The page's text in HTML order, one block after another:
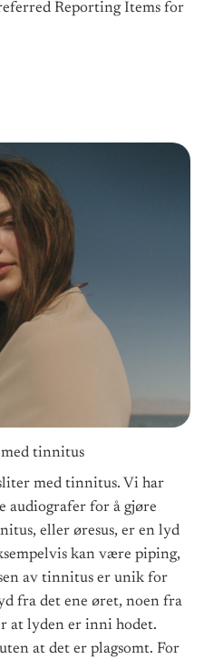
Reporting Items for
med tinnitus
med tinnitus. Vi har
audiografer for å gjøre
eller øresus, er en lyd
kan være piping,
av tinnitus er unik for
fra det ene øret, noen fra
at lyden er inni hodet.
at det er plagsomt. For